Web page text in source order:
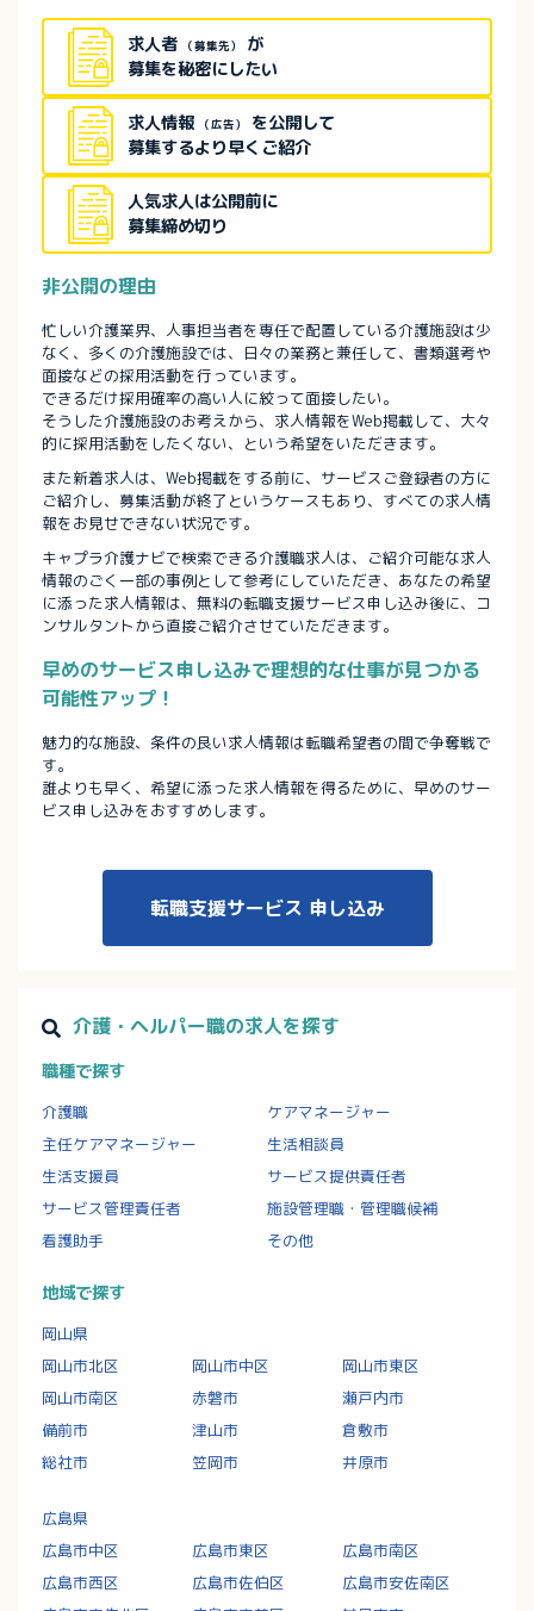
求人者 （募集先）
が
募集を秘密にしたい
求人情報 （広告）
を公開して
募集するより早くご紹介
人気求人は公開前に
募集締め切り
非公開の理由
忙しい介護業界、人事担当者を専任で配置している介護施設は少
なく、多くの介護施設では、日々の業務と兼任して、書類選考や
面接などの採用活動を行っています。
できるだけ採用確率の高い人に絞って面接したい。
そうした介護施設のお考えから、求人情報をWeb掲載して、大々
的に採用活動をしたくない、という希望をいただきます。
また新着求人は、Web掲載をする前に、サービスご登録者の方に
ご紹介し、募集活動が終了というケースもあり、すべての求人情
報をお見せできない状況です。
キャプラ介護ナビで検索できる介護職求人は、ご紹介可能な求人
情報のごく一部の事例として参考にしていただき、あなたの希望
に添った求人情報は、無料の転職支援サービス申し込み後に、コ
ンサルタントから直接ご紹介させていただきます。
早めのサービス申し込みで理想的な仕事が見つかる
可能性アップ！
魅力的な施設、条件の良い求人情報は転職希望者の間で争奪戦で
す。
誰よりも早く、希望に添った求人情報を得るために、早めのサー
ビス申し込みをおすすめします。
転職支援サービス 申し込み
介護・ヘルパー職の求人を探す
職種で探す
介護職
ケアマネージャー
主任ケアマネージャー
生活相談員
生活支援員
サービス提供責任者
サービス管理責任者
施設管理職・管理職候補
看護助手
その他
地域で探す
岡山県
岡山市北区
岡山市中区
岡山市東区
岡山市南区
赤磐市
瀬戸内市
備前市
津山市
倉敷市
総社市
笠岡市 井原市
広島県
広島市中区
広島市東区
広島市南区
広島市西区
広島市佐伯区
広島市安佐南区